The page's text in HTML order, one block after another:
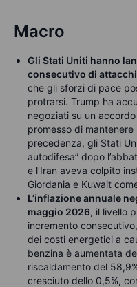
Macro
Gli Stati Uniti hanno
consecutivo di
che gli sforzi di pace
protrarsi. Trump ha
negoziati su un
promesso di
precedenza, gli Stati
autodifesa” dopo
e l’Iran aveva colpito
Giordania e Kuwait
L’inflazione annuale
maggio 2026, il livello
incremento
dei costi energetici a
benzina è aumentata
riscaldamento del
cresciuto dello 0,5%,